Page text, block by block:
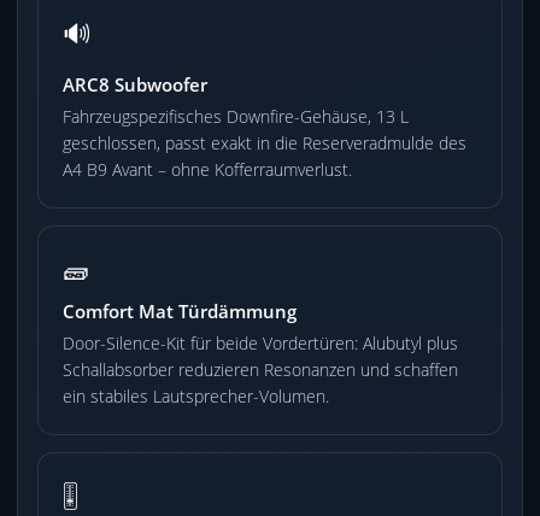
🔊
ARC8 Subwoofer
Fahrzeugspezifisches Downfire-Gehäuse, 13 L
geschlossen, passt exakt in die Reserveradmulde des
A4 B9 Avant – ohne Kofferraumverlust.
🧱
Comfort Mat Türdämmung
Door-Silence-Kit für beide Vordertüren: Alubutyl plus
Schallabsorber reduzieren Resonanzen und schaffen
ein stabiles Lautsprecher-Volumen.
🎚️